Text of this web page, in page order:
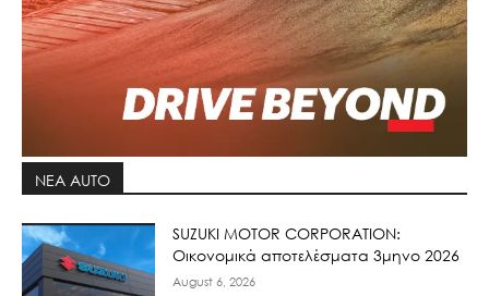
ΝΕΑ AUTO
SUZUKI MOTOR CORPORATION:
Οικονομικά αποτελέσματα 3μηνο 2026
August 6, 2026